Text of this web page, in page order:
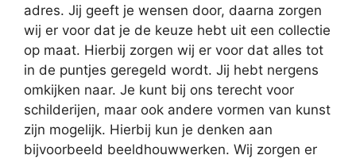
adres. Jij geeft je wensen door, daarna zorgen
wij er voor dat je de keuze hebt uit een collectie
op maat. Hierbij zorgen wij er voor dat alles tot
in de puntjes geregeld wordt. Jij hebt nergens
omkijken naar. Je kunt bij ons terecht voor
schilderijen, maar ook andere vormen van kunst
zijn mogelijk. Hierbij kun je denken aan
bijvoorbeeld beeldhouwwerken. Wij zorgen er